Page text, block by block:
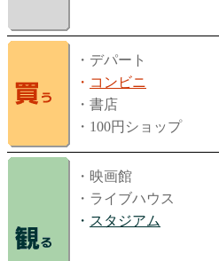
・デパート
・ コンビニ
・書店
・100円ショップ
・映画館
・ライブハウス
・ スタジアム